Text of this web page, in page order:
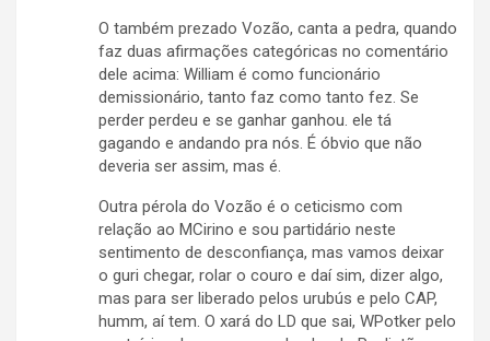
O também prezado Vozão, canta a pedra, quando
faz duas afirmações categóricas no comentário
dele acima: William é como funcionário
demissionário, tanto faz como tanto fez. Se
perder perdeu e se ganhar ganhou. ele tá
gagando e andando pra nós. É óbvio que não
deveria ser assim, mas é.
Outra pérola do Vozão é o ceticismo com
relação ao MCirino e sou partidário neste
sentimento de desconfiança, mas vamos deixar
o guri chegar, rolar o couro e daí sim, dizer algo,
mas para ser liberado pelos urubús e pelo CAP,
humm, aí tem. O xará do LD que sai, WPotker pelo